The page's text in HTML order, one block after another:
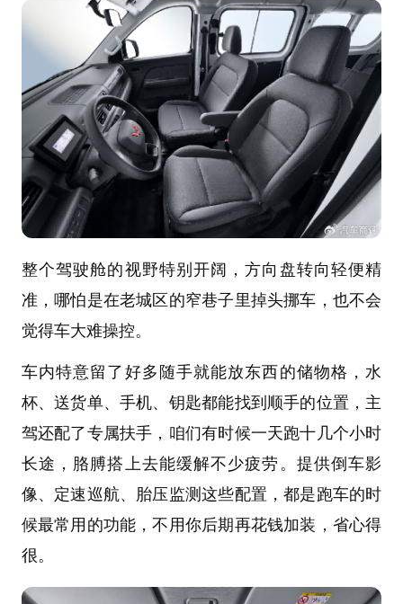
整个驾驶舱的视野特别开阔，方向盘转向轻便精
准，哪怕是在老城区的窄巷子里掉头挪车，也不会
觉得车大难操控。
车内特意留了好多随手就能放东西的储物格，水
杯、送货单、手机、钥匙都能找到顺手的位置，主
驾还配了专属扶手，咱们有时候一天跑十几个小时
长途，胳膊搭上去能缓解不少疲劳。提供倒车影
像、定速巡航、胎压监测这些配置，都是跑车的时
候最常用的功能，不用你后期再花钱加装，省心得
很。